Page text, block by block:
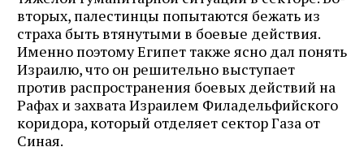
вторых, палестинцы попытаются бежать из
страха быть втянутыми в боевые действия.
Именно поэтому Египет также ясно дал понять
Израилю, что он решительно выступает
против распространения боевых действий на
Рафах и захвата Израилем Филадельфийского
коридора, который отделяет сектор Газа от
Синая.